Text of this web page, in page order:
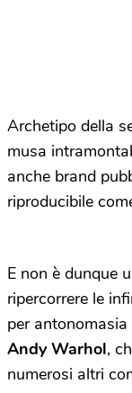
Archetipo della
musa
anche brand
riproducibile
E non è dunque
ripercorrere le
per
Andy Warhol,
numerosi altri